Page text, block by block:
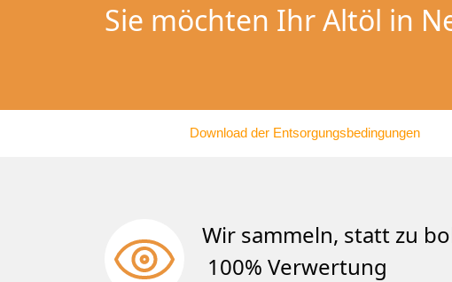
Sie möchten Ihr Altöl in
Download der Entsorgungsbedingungen
Wir sammeln, statt
100% Verwertung